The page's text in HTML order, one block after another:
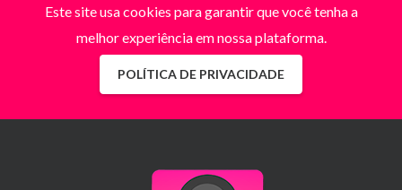
Este site usa cookies para garantir que você tenha a
melhor experiência em nossa plataforma.
POLÍTICA DE PRIVACIDADE